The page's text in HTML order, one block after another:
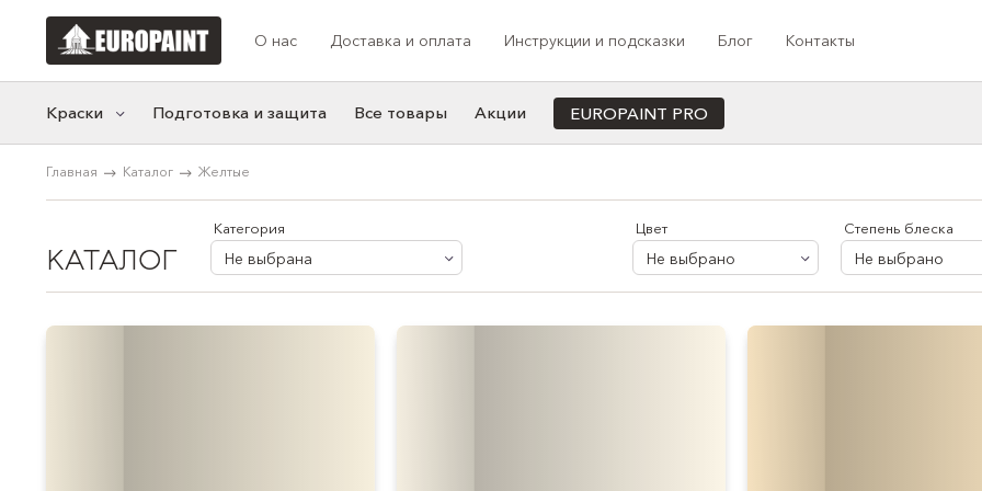
О нас Доставка и оплата Инструкции и подсказки Блог Контакты
Краски
Категории
Фасадная краска
Для кухни
Подготовка и защита Все товары Акции EUROPAINT PRO
Индивидуальная колеровка под заказ
Программа лояльности
Медиа-сотрудничество
Главная Каталог Желтые
КАТАЛОГ
Категория
Не выбрана
Цвет
Не выбрано
Степень блеска
Не выбрано